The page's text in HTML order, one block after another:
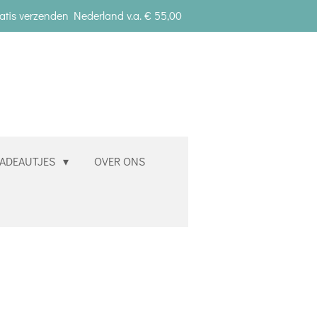
verzenden Nederland v.a. € 55,00
OVER ONS